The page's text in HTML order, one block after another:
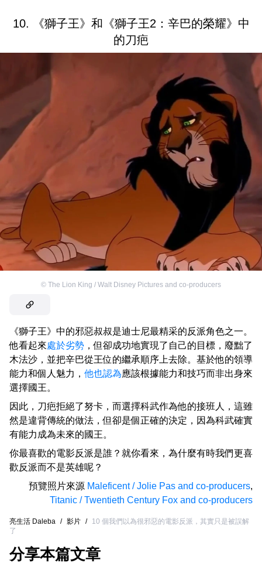
10. 《獅子王》和《獅子王2：辛巴的榮耀》中
的刀疤
© The Lion King / Walt Disney Pictures and co-producers
《獅子王》中的邪惡叔叔是迪士尼最精采的反派角色之一。
他看起來處於劣勢 ，但卻成功地實現了自己的目標，廢黜了
木法沙，並把辛巴從王位的繼承順序上去除。基於他的領導
能力和個人魅力， 他也認為應該根據能力和技巧而非出身來
選擇國王。
因此，刀疤拒絕了努卡，而選擇科武作為他的接班人，這雖
然是違背傳統的做法，但卻是個正確的決定，因為科武確實
有能力成為未來的國王。
你最喜歡的電影反派是誰？就你看來，為什麼有時我們更喜
歡反派而不是英雄呢？
預覽照片來源 Maleficent / Jolie Pas and co-producers,
Titanic / Twentieth Century Fox and co-producers
亮生活 Daleba / 影片 /
10 個我們以為很邪惡的電影反派，其實只是被誤解
了
分享本篇文章